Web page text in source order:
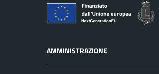
AMMINISTRAZIONE